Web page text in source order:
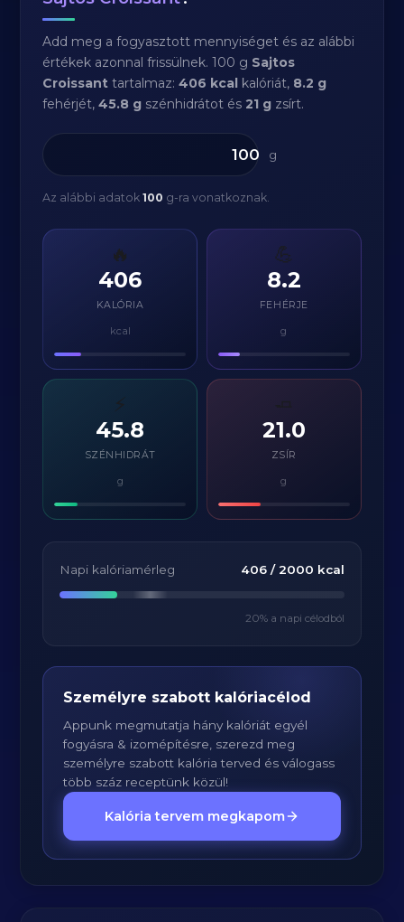
Add meg a fogyasztott mennyiséget és az alábbi
értékek azonnal frissülnek. 100 g Sajtos
Croissant tartalmaz:406 kcal kalóriát, 8.2 g
fehérjét,45.8 g szénhidrátot és21 g zsírt.
g
Az alábbi adatok100 g-ra vonatkoznak.
🔥
406
KALÓRIA
kcal
💪
8.2
FEHÉRJE
g
⚡
45.8
SZÉNHIDRÁT
g
21.0
ZSÍR
g
Napi kalóriamérleg 406/ 2000 kcal
20% a napi célodból
Személyre szabott kalóriacélod
Appunk megmutatja hány kalóriát egyél
fogyásra & izomépítésre, szerezd meg
személyre szabott kalória terved és válogass
több száz receptünk közül!
Kalória tervem megkapom